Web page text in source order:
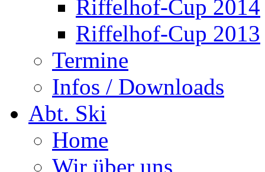
Riffelhof-Cup 2014
Riffelhof-Cup 2013
Termine
Infos / Downloads
Abt. Ski
Home
Wir über uns